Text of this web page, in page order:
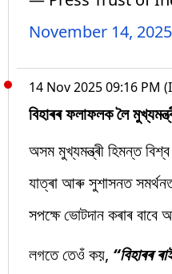
November 14, 2025
14 Nov 2025 09:16 PM
বিহাৰৰ ফলাফলক লৈ
অসম মুখ্যমন্ত্ৰী হিমন্ত
যাত্ৰা আৰু সুশাসনত
সপক্ষে ভোটদান কৰাৰ
লগতে তেওঁ কয়, “বিহাৰৰ